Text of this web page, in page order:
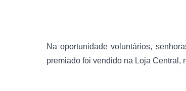
Naoportunidade voluntários,
premiado foi vendido na Loja Central,